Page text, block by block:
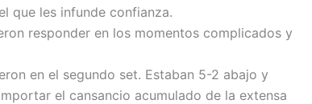
que les infunde confianza.
responder en los momentos complicados y
en el segundo set. Estaban 5-2 abajo y
el cansancio acumulado de la extensa